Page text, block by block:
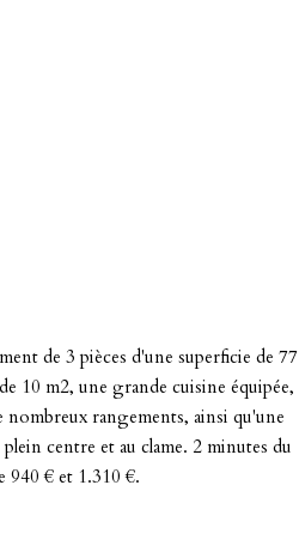
de 3 pièces d'une superficie de 77
10 m2, une grande cuisine équipée,
nombreux rangements, ainsi qu'une
centre et au clame. 2 minutes du
940 € et 1.310 €.